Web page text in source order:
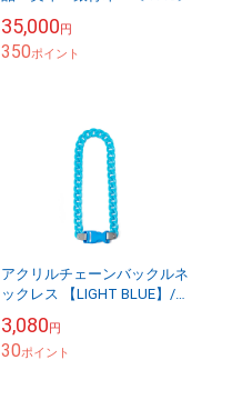
35,000円
350ポイント
アクリルチェーンバックルネ
ックレス 【LIGHT BLUE】/リ
3,080円
30ポイント